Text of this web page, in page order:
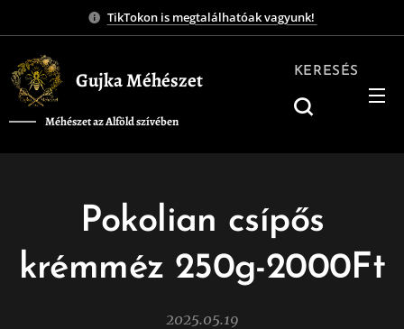
TikTokon is megtalálhatóak vagyunk!
Gujka Méhészet
Méhészet az Alföld szívében
KERESÉS
Pokolian csípős
krémméz 250g-2000Ft
2025.05.19